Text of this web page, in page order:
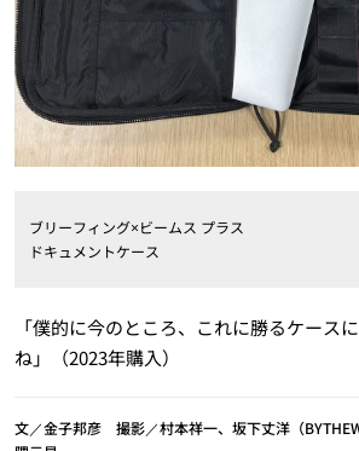
ブリーフィング×ビームス プラス
ドキュメントケース
「僕的に今のところ、これに勝るケース
ね」（2023年購入）
文／金子邦彦 撮影／村本祥一、坂下丈洋（